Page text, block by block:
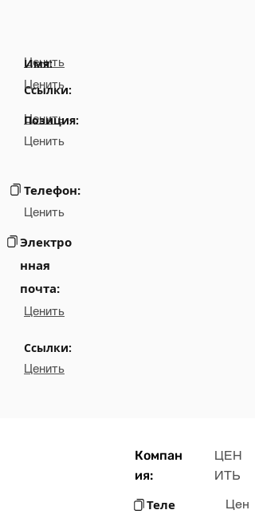
Ценить
Ссылки:
Ценить
Имя:
Ценить
Позиция:
Ценить
Телефон:
Ценить
Электро
нная
почта:
Ценить
Ссылки:
Ценить
Компан
ия:
ЦЕН
ИТЬ
Теле
Цен